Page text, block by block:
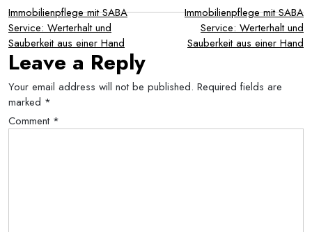
Post
navigation
Immobilienpflege mit SABA
Service: Werterhalt und
Sauberkeit aus einer Hand
Immobilienpflege mit SABA
Service: Werterhalt und
Sauberkeit aus einer Hand
Leave a Reply
Your email address will not be published. Required fields are
marked *
Comment *